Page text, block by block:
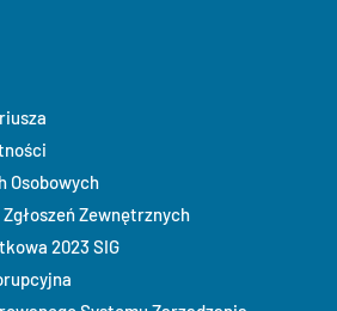
Osobowych
Zewnętrznych
2023 SIG